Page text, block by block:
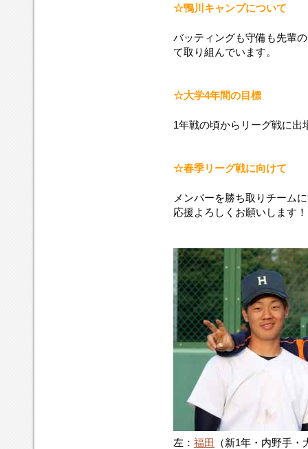
☆鴨川キャンプについて
バッティングも守備も先輩
て取り組んでいます。
☆大学4年間の目標
1年戦の頃からリーグ戦に出
☆春季リーグ戦に向けて
メンバーを勝ち取りチーム
応援よろしくお願いします
左： 福田
（新1年・内野手・